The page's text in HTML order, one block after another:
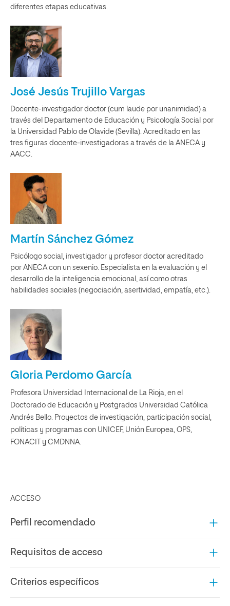
diferentes etapas educativas.
José Jesús Trujillo Vargas
Docente-investigador doctor (cum laude por unanimidad) a
través del Departamento de Educación y Psicología Social por
la Universidad Pablo de Olavide (Sevilla). Acreditado en las
tres figuras docente-investigadoras a través de la ANECA y
AACC.
Martín Sánchez Gómez
Psicólogo social, investigador y profesor doctor acreditado
por ANECA con un sexenio. Especialista en la evaluación y el
desarrollo de la inteligencia emocional, así como otras
habilidades sociales (negociación, asertividad, empatía, etc.).
Gloria Perdomo García
Profesora Universidad Internacional de La Rioja, en el
Doctorado de Educación y Postgrados Universidad Católica
Andrés Bello. Proyectos de investigación, participación social,
políticas y programas con UNICEF, Unión Europea, OPS,
FONACIT y CMDNNA.
ACCESO
Perfil recomendado
Requisitos de acceso
Criterios específicos